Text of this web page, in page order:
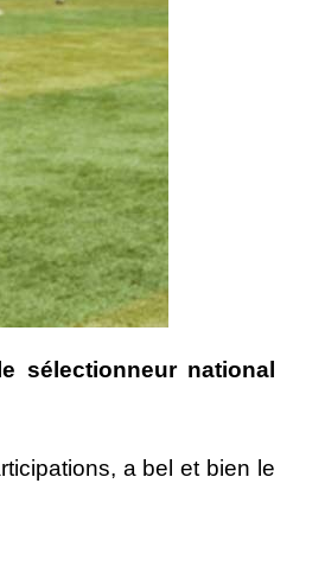
sélectionneur national
a bel et bien le